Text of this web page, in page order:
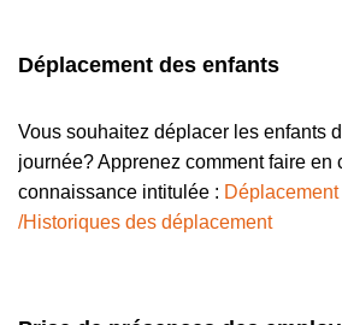
Déplacement des enfants
Vous souhaitez déplacer les enfants
journée? Apprenez comment faire en
connaissance intitulée :
/Historiques des déplacement